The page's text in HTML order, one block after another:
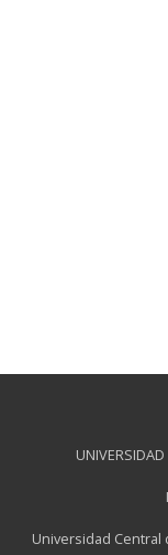
Universidad Central